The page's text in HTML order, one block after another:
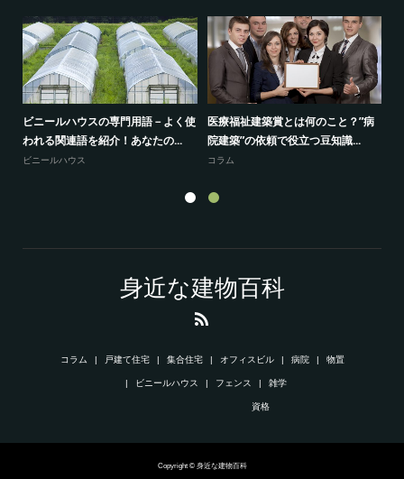
ビニールハウスの専門用語－よく使
われる関連語を紹介！あなたの...
ビニールハウス
医療福祉建築賞とは何のこと？”病
院建築”の依頼で役立つ豆知識...
コラム
身近な建物百科
コラム 戸建て住宅 集合住宅 オフィスビル 病院 物置
ビニールハウス フェンス 雑学
資格
Copyright © 身近な建物百科